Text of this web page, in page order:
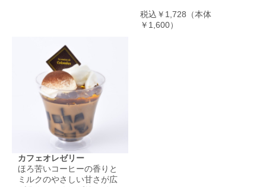
税込￥1,728（本体
￥1,600）
カフェオレゼリー
ほろ苦いコーヒーの香りと
ミルクのやさしい甘さが広